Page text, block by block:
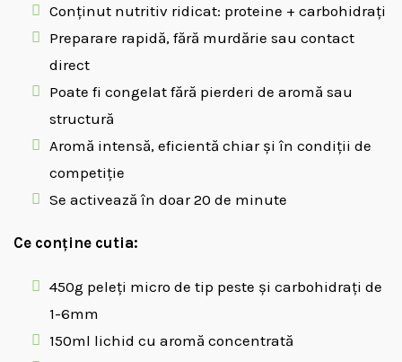
Conținut nutritiv ridicat: proteine + carbohidrați
Preparare rapidă, fără murdărie sau contact
direct
Poate fi congelat fără pierderi de aromă sau
structură
Aromă intensă, eficientă chiar și în condiții de
competiție
Se activează în doar 20 de minute
Ce conține cutia:
450g peleți micro de tip peste și carbohidrați de
1-6mm
150ml lichid cu aromă concentrată